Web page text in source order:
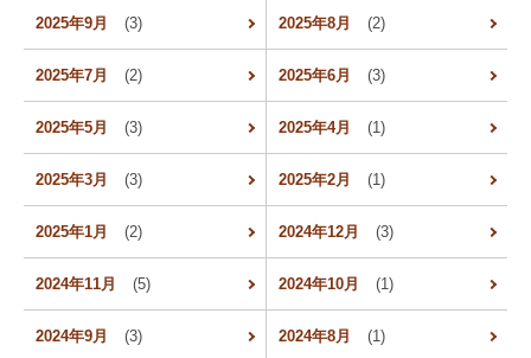
2025年9月 (3) 2025年8月 (2)
2025年7月 (2) 2025年6月 (3)
2025年5月 (3) 2025年4月 (1)
2025年3月 (3) 2025年2月 (1)
2025年1月 (2) 2024年12月 (3)
2024年11月 (5) 2024年10月 (1)
2024年9月 (3) 2024年8月 (1)